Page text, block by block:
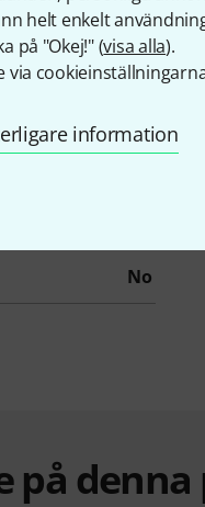
helt enkelt
på "Okej!" (visa alla).
via
information
No
No
No
på